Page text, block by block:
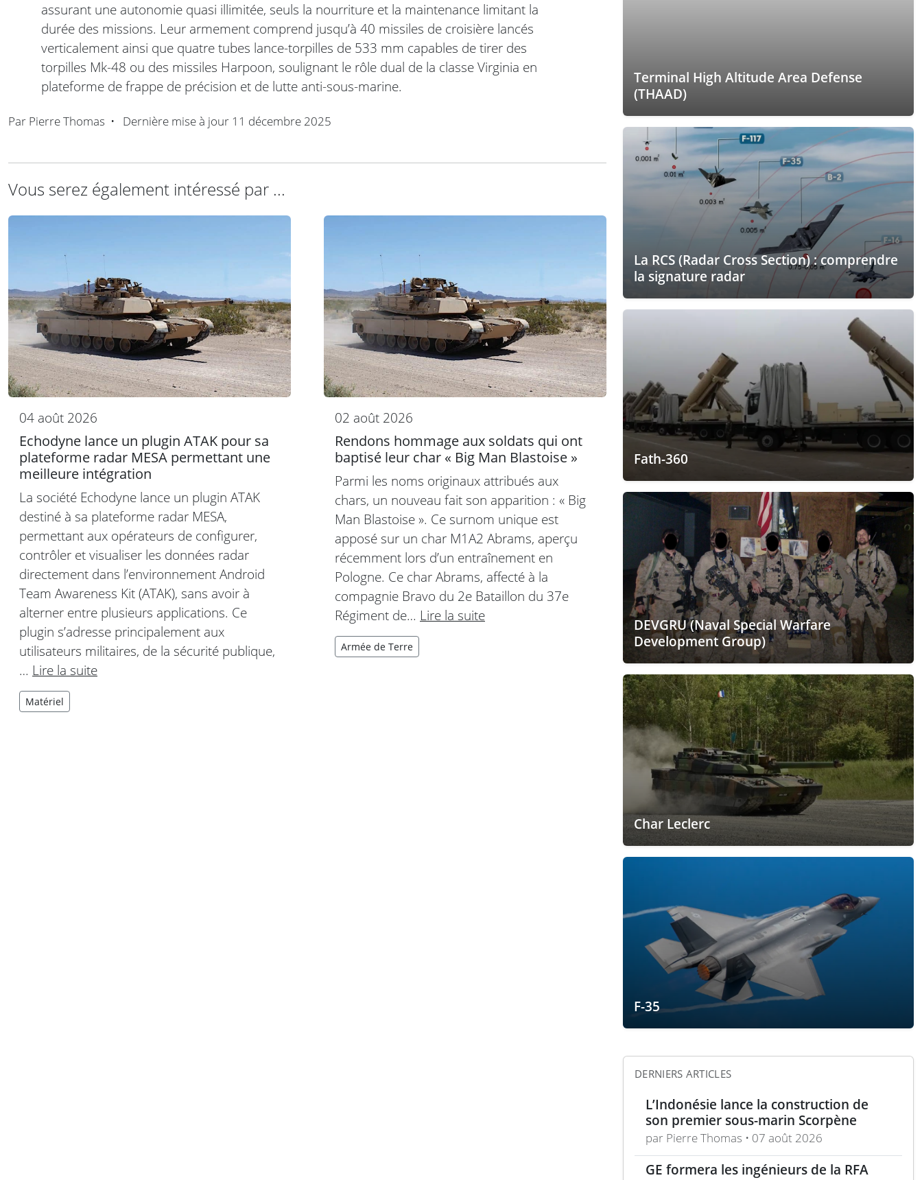
assurant une autonomie quasi illimitée, seuls la nourriture et la maintenance limitant la
durée des missions. Leur armement comprend jusqu’à 40 missiles de croisière lancés
verticalement ainsi que quatre tubes lance-torpilles de 533 mm capables de tirer des
torpilles Mk-48 ou des missiles Harpoon, soulignant le rôle dual de la classe Virginia en
plateforme de frappe de précision et de lutte anti-sous-marine.
Par Pierre Thomas • Dernière mise à jour 11 décembre 2025
Vous serez également intéressé par ...
04 août 2026
Echodyne lance un plugin ATAK pour sa
plateforme radar MESA permettant une
meilleure intégration
La société Echodyne lance un plugin ATAK
destiné à sa plateforme radar MESA,
permettant aux opérateurs de configurer,
contrôler et visualiser les données radar
directement dans l’environnement Android
Team Awareness Kit (ATAK), sans avoir à
alterner entre plusieurs applications. Ce
plugin s’adresse principalement aux
utilisateurs militaires, de la sécurité publique,
… Lire la suite
Matériel
02 août 2026
Rendons hommage aux soldats qui ont
baptisé leur char « Big Man Blastoise »
Parmi les noms originaux attribués aux
chars, un nouveau fait son apparition : « Big
Man Blastoise ». Ce surnom unique est
apposé sur un char M1A2 Abrams, aperçu
récemment lors d’un entraînement en
Pologne. Ce char Abrams, affecté à la
compagnie Bravo du 2e Bataillon du 37e
Régiment de… Lire la suite
Armée de Terre
Terminal High Altitude Area Defense
(THAAD)
La RCS (Radar Cross Section) : comprendre
la signature radar
Fath-360
DEVGRU (Naval Special Warfare
Development Group)
Char Leclerc
F-35
DERNIERS ARTICLES
L’Indonésie lance la construction de
son premier sous-marin Scorpène
par Pierre Thomas • 07 août 2026
GE formera les ingénieurs de la RFA